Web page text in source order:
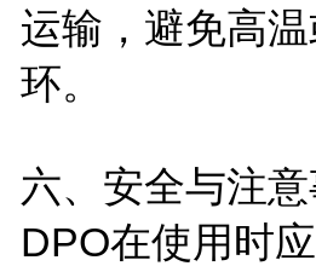
运输，避免高
环。
六、安全与注
DPO在使用时